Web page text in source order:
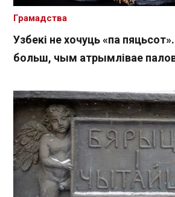
Узбекі не хочуць «па
больш, чым атрымлівае
Грамадства